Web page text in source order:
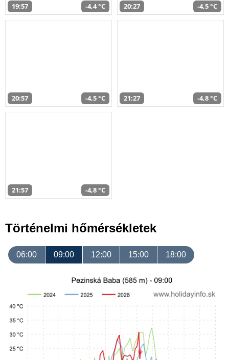
19:57 -4,4 °C 20:27 -4,5 °C
20:57 -4,5 °C 21:27 -4,8 °C
21:57 -4,8 °C
Történelmi hőmérsékletek
06:00 09:00 12:00 15:00 18:00